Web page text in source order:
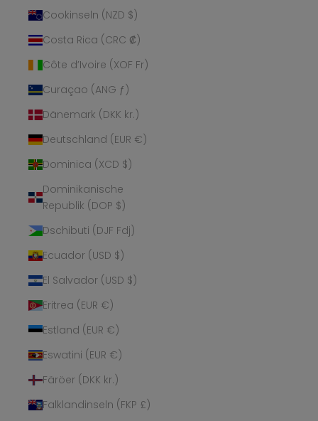
Cookinseln (NZD $)
Costa Rica (CRC ₡)
Côte d’Ivoire (XOF Fr)
Curaçao (ANG ƒ)
Dänemark (DKK kr.)
Deutschland (EUR €)
Dominica (XCD $)
Dominikanische
Republik (DOP $)
Dschibuti (DJF Fdj)
Ecuador (USD $)
El Salvador (USD $)
Eritrea (EUR €)
Estland (EUR €)
Eswatini (EUR €)
Färöer (DKK kr.)
Falklandinseln (FKP £)